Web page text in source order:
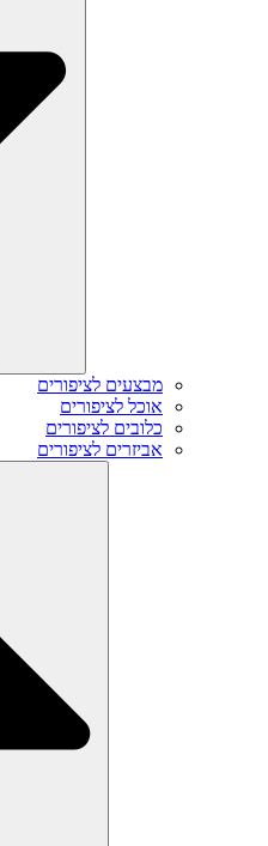
מבצעים לציפורים
אוכל לציפורים
כלובים לציפורים
אביזרים לציפורים